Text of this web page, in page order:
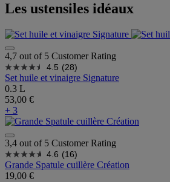
Les ustensiles idéaux
4,7 out of 5 Customer Rating
4.5 (28)
Set huile et vinaigre Signature
0.3 L
53,00 €
+ 3
3,4 out of 5 Customer Rating
4.6 (16)
Grande Spatule cuillère Création
19,00 €